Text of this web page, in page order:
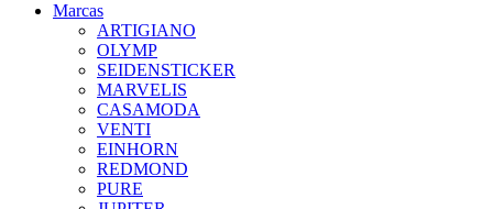
Marcas
ARTIGIANO
OLYMP
SEIDENSTICKER
MARVELIS
CASAMODA
VENTI
EINHORN
REDMOND
PURE